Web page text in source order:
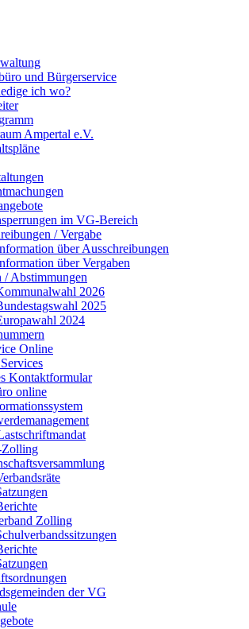
und Bürgerservice
ich wo?
Ampertal e.V.
im VG-Bereich
/ Vergabe
über Ausschreibungen
über Vergaben
/ Abstimmungen
2026
2025
2024
Online
Kontaktformular
online
Zolling
der VG